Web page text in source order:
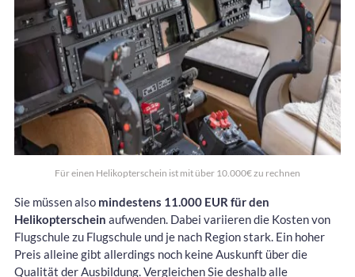
Für einen Helikopterschein ist mit über 10.000€ zu rechnen
Sie müssen also mindestens 11.000 EUR für den
Helikopterschein aufwenden. Dabei variieren die Kosten von
Flugschule zu Flugschule und je nach Region stark. Ein hoher
Preis alleine gibt allerdings noch keine Auskunft über die
Qualität der Ausbildung. Vergleichen Sie deshalb alle